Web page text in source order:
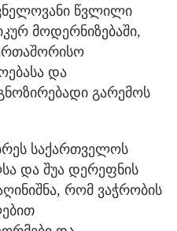
წვლილი
მოდერნიზებაში,
და
გარემოს
საქართველოს
და შუა დერეფნის
რომ ვაჭრობის